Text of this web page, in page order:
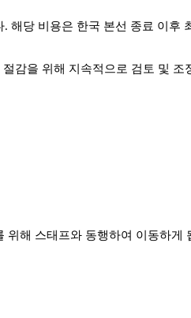
당 비용은 한국 본선 종료 이후
감을 위해 지속적으로 검토 및 조
위해 스태프와 동행하여 이동하게